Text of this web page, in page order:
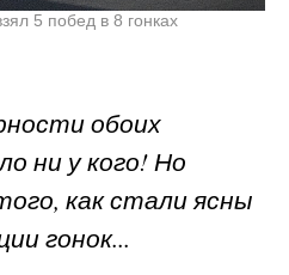
5 побед в 8 гонках
обоих
ни у кого! Но
как стали ясны
гонок...